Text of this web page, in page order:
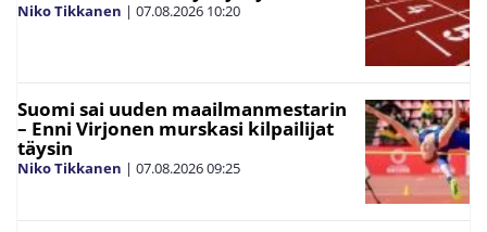
Niko Tikkanen | 07.08.2026 10:20
Suomi sai uuden maailmanmestarin
– Enni Virjonen murskasi kilpailijat
täysin
Niko Tikkanen | 07.08.202609:25